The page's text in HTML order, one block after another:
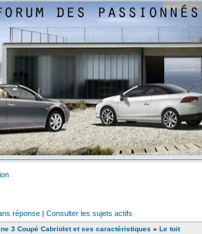
réponse | Consulter les sujets actifs
3 Coupé Cabriolet et ses caractéristiques » Le toit